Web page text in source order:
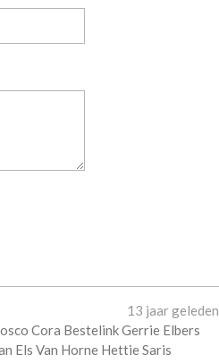
13 jaar geleden
Cora Bestelink Gerrie Elbers
Els Van Horne Hettie Saris